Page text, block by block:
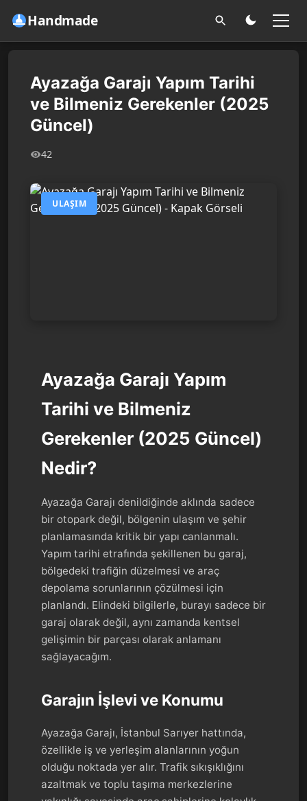
Handmade
Ayazağa Garajı Yapım Tarihi
ve Bilmeniz Gerekenler (2025
Güncel)
42
ULAŞIM
Ayazağa Garajı Yapım
Tarihi ve Bilmeniz
Gerekenler (2025 Güncel)
Nedir?
Ayazağa Garajı denildiğinde aklında sadece
bir otopark değil, bölgenin ulaşım ve şehir
planlamasında kritik bir yapı canlanmalı.
Yapım tarihi etrafında şekillenen bu garaj,
bölgedeki trafiğin düzelmesi ve araç
depolama sorunlarının çözülmesi için
planlandı. Elindeki bilgilerle, burayı sadece bir
garaj olarak değil, aynı zamanda kentsel
gelişimin bir parçası olarak anlamanı
sağlayacağım.
Garajın İşlevi ve Konumu
Ayazağa Garajı, İstanbul Sarıyer hattında,
özellikle iş ve yerleşim alanlarının yoğun
olduğu noktada yer alır. Trafik sıkışıklığını
azaltmak ve toplu taşıma merkezlerine